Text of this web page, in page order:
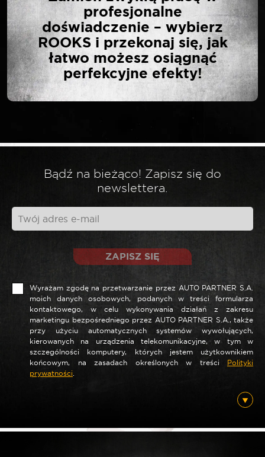
KLUCZ PŁASKO-
OCZKOWY 10 MM”
Twój adres email nie zostanie opublikowany.
Wymagane pola są oznaczone
*
Twoja opinia*
Nazwa *
E-mail*
profesjonalne
doświadczenie – wybierz
ROOKS i przekonaj się, jak
łatwo możesz osiągnąć
perfekcyjne efekty!
Bądź na bieżąco! Zapisz się do
newslettera.
ZAPISZ SIĘ
Wyrażam zgodę na przetwarzanie przez AUTO PARTNER S.A.
moich danych osobowych, podanych w treści formularza
kontaktowego, w celu wykonywania działań z zakresu
marketingu bezpośredniego przez AUTO PARTNER S.A., także
przy użyciu automatycznych systemów wywołujących,
kierowanych na urządzenia telekomunikacyjne, w tym w
szczególności komputery, których jestem użytkownikiem
końcowym, na zasadach określonych w treści Polityki
prywatności.